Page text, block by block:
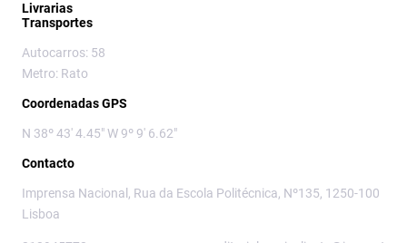
Livrarias
Transportes
Autocarros: 58
Metro: Rato
Coordenadas GPS
N 38º 43' 4.45" W 9º 9' 6.62"
Contacto
Imprensa Nacional, Rua da Escola Politécnica, Nº135, 1250-100
Lisboa